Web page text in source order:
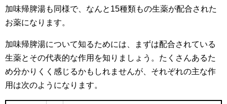
加味帰脾湯も同様で、なんと15種類もの生薬が配合された
お薬になります。
加味帰脾湯について知るためには、まずは配合されている
生薬とその代表的な作用を知りましょう。たくさんあるた
め分かりくく感じるかもしれませんが、それぞれの主な作
用は次のようになります。